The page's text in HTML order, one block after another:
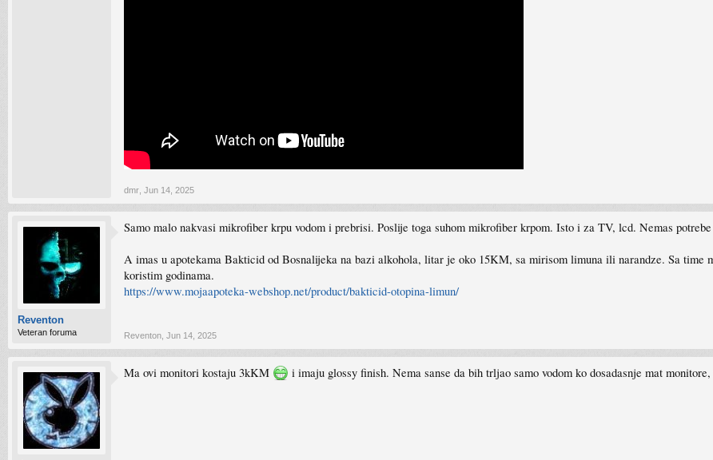
dmr Jun 14, 2025
Reventon
Veteran foruma
Samo malo nakvasi mikrofiber krpu vodom i prebrisi. Poslije toga suhom mikrofiber krpom. Isto i za TV, lcd. Nemas
A imas u apotekama Bakticid od Bosnalijeka na bazi alkohola, litar je oko 15KM, sa mirisom limuna ili narandze. Sa time
koristim godinama.
https://www.mojaapoteka-webshop.net/product/bakticid-otopina-limun/
Reventon Jun 14, 2025
Ma ovi monitori kostaju 3kKM i imaju glossy finish. Nema sanse da bih trljao samo vodom ko dosadasnje mat